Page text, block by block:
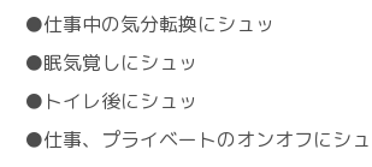
●仕事中の気分転換にシュッ
●眠気覚しにシュッ
●トイレ後にシュッ
●仕事、プライベートのオンオフにシュ